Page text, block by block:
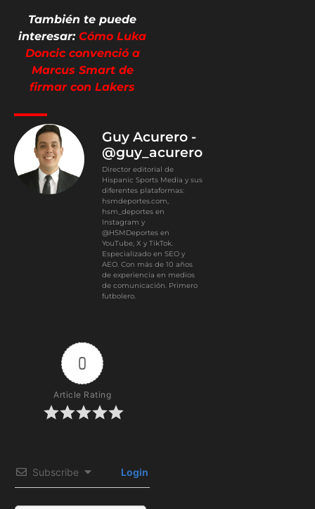
Marcus Smart de
firmar con Lakers
Guy Acurero -
Hispanic Sports Media y sus
diferentes plataformas:
hsmdeportes.com,
hsm_deportes en
Instagram y
@HSMDeportes en
YouTube, X y TikTok.
Especializado en SEO y
AEO. Con más de 10 años
de experiencia en medios
de comunicación. Primero
futbolero.
Article Rating